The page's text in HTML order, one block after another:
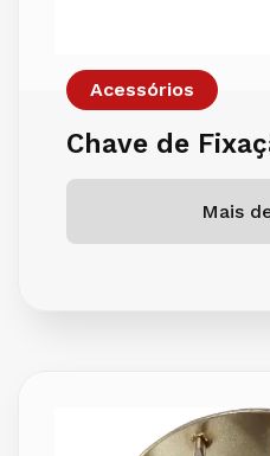
Acessórios
Chave de
Mais